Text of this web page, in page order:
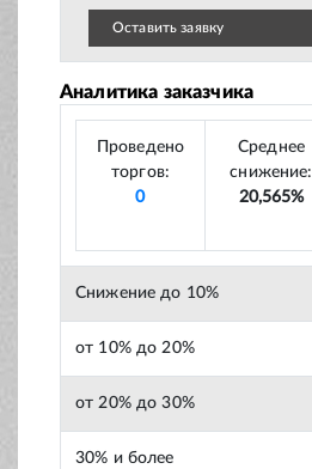
Оставить заявку
Аналитика заказчика
Проведено
торгов:
0
Среднее
снижение:
20,565%
Снижение до 10%
от 10% до 20%
от 20% до 30%
30% и более